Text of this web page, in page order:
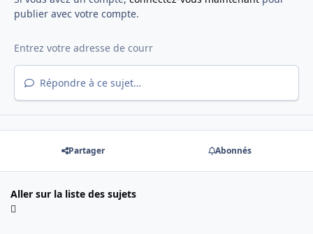
publier avec votre compte.
Répondre à ce sujet…
Partager Abonnés
Aller sur la liste des sujets